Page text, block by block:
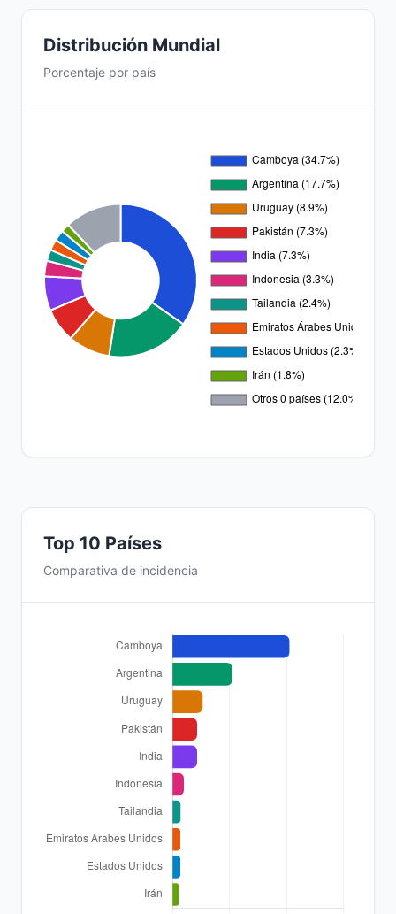
Distribución Mundial
Porcentaje por país
Top 10 Países
Comparativa de incidencia